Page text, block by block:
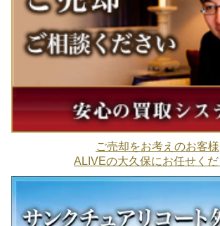
ご売却をお考えのお客様
ALIVEの大久保にお任せく